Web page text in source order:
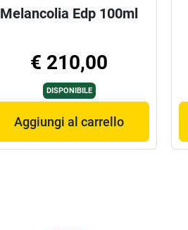
Melancolia Edp 100ml
€ 210,00
DISPONIBILE
Aggiungi al carrello